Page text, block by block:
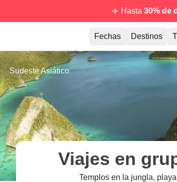
✈️ Hasta 30% de
Fechas Destinos
Sudeste Asiático
Viajes en
Templos en la jungla,